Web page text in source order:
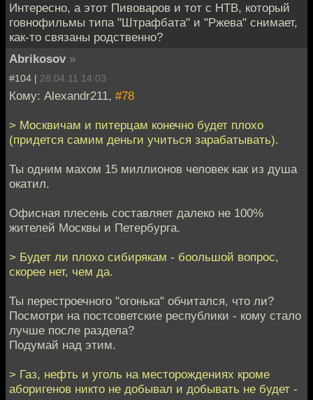
Интересно, а этот Пивоваров и тот с НТВ, который
говнофильмы типа "Штрафбата" и "Ржева" снимает,
как-то связаны родственно?
Abrikosov »
#104 | 28.04.11 14:03
Кому: Alexandr211, #78
> Москвичам и питерцам конечно будет плохо
(придется самим деньги учиться зарабатывать).
Ты одним махом 15 миллионов человек как из душа
окатил.
Офисная плесень составляет далеко не 100%
жителей Москвы и Петербурга.
> Будет ли плохо сибирякам - боольшой вопрос,
скорее нет, чем да.
Ты перестроечного "огонька" обчитался, что ли?
Посмотри на постсоветские республики - кому стало
лучше после раздела?
Подумай над этим.
> Газ, нефть и уголь на месторождениях кроме
аборигенов никто не добывал и добывать не будет -